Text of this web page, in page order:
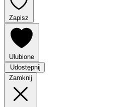
Zapisz
Ulubione
Udostępnij
Zamknij